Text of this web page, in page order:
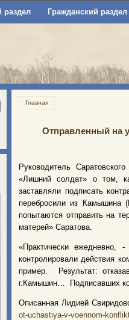
раздел Гражданский раздел
Главная
Отправленный на
Руководитель
«Лишний солдат» о том,
заставляли подписать
перебросили из Камышина
попытаются отправить на
матерей» Саратова.
«Практически
контролировали действия
пример. Результат:
г.Камышин… Подписавших
Описанная Лидией
ot-uchastiya-v-voennom-